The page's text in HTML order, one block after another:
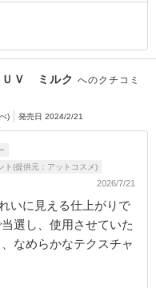
ＵＶ ミルク へのクチコミ
) 発売日 2024/2/21
ト(提供元：アットコスメ)
2026/7/21
いに見える仕上がりで
選し、使用させていた
なめらかなテクスチャ